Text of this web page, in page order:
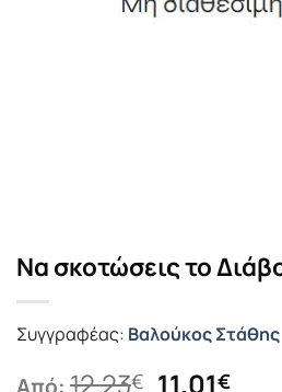
Να σκοτώσεις το
Συγγραφέας: Βαλούκος Στάθης
12.23€ Original
11.01€Η